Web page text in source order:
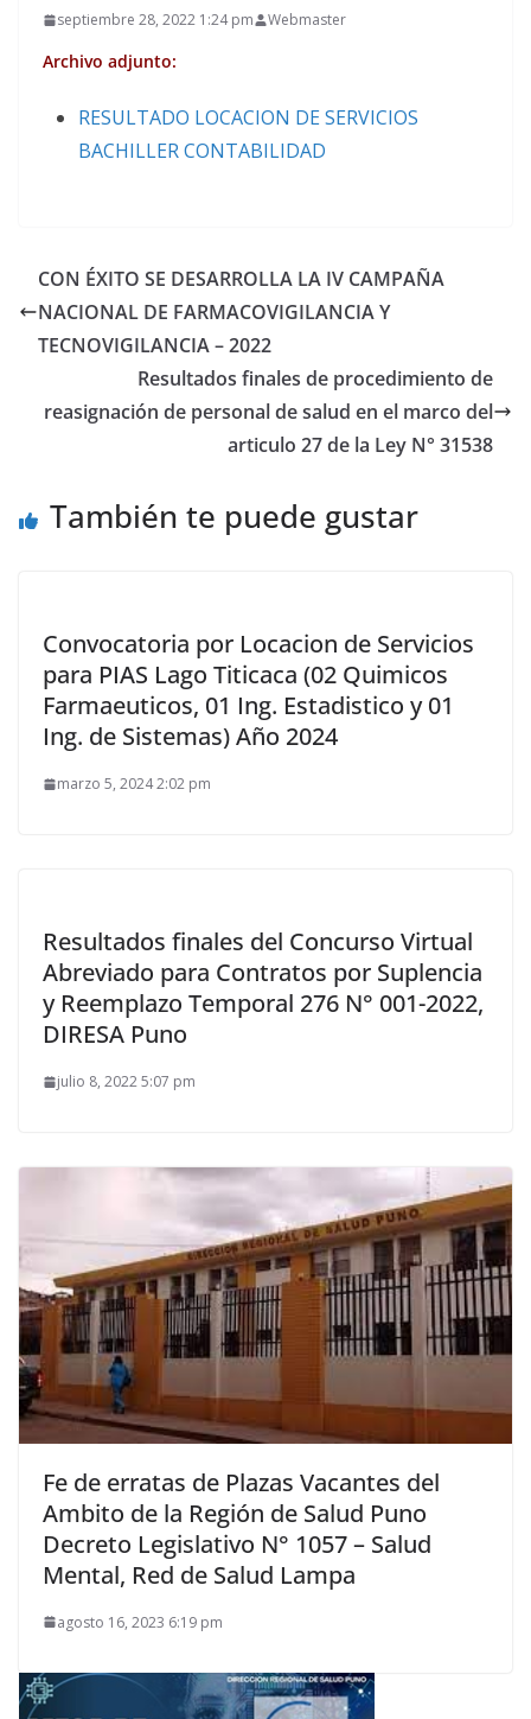
septiembre 28, 2022 1:24 pm Webmaster
Archivo adjunto:
RESULTADO LOCACION DE SERVICIOS
BACHILLER CONTABILIDAD
CON ÉXITO SE DESARROLLA LA IV CAMPAÑA
NACIONAL DE FARMACOVIGILANCIA Y
TECNOVIGILANCIA – 2022
Resultados finales de procedimiento de
reasignación de personal de salud en el marco del
articulo 27 de la Ley N° 31538
También te puede gustar
Convocatoria por Locacion de Servicios
para PIAS Lago Titicaca (02 Quimicos
Farmaeuticos, 01 Ing. Estadistico y 01
Ing. de Sistemas) Año 2024
marzo 5, 2024 2:02 pm
Resultados finales del Concurso Virtual
Abreviado para Contratos por Suplencia
y Reemplazo Temporal 276 N° 001-2022,
DIRESA Puno
julio 8, 2022 5:07 pm
Fe de erratas de Plazas Vacantes del
Ambito de la Región de Salud Puno
Decreto Legislativo N° 1057 – Salud
Mental, Red de Salud Lampa
agosto 16, 2023 6:19 pm